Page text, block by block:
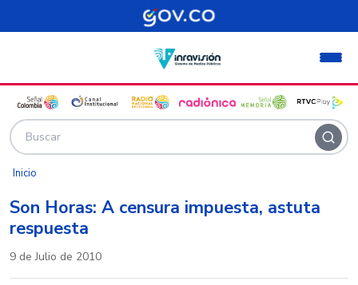
Pasar al contenido principal
Inicio
Son Horas: A censura impuesta, astuta
respuesta
9 de Julio de 2010